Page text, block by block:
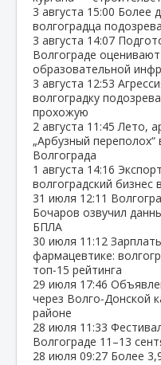
3 августа 15:00 Более
волгоградца
3 августа 14:07
Волгограде
образовательной
3 августа 12:53
волгоградку
прохожую
2 августа 11:45 Лето,
„Арбузный
Волгограда
1 августа 14:16
волгоградский
31 июля 12:11
Бочаров озвучил
БПЛА
30 июля 11:12
фармацевтике:
топ‑15 рейтинга
29 июля 17:46
через Волго‑Донской
районе
28 июля 11:33
Волгограде 11–13
28 июля 09:27 Более